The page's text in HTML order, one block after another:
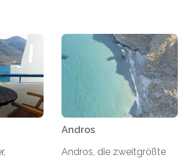
Andros
Andros, die zweitgrößte